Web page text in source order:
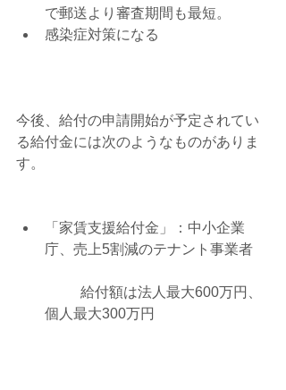
で郵送より審査期間も最短。
感染症対策になる
今後、給付の申請開始が予定されてい
る給付金には次のようなものがありま
す。
「家賃支援給付金」：中小企業
庁、売上5割減のテナント事業者
個人最大300万円